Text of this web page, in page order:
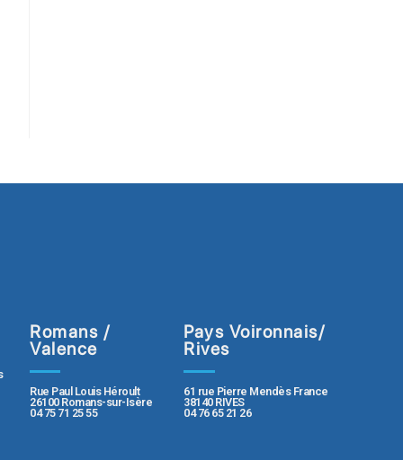
Romans /
Valence
Rue Paul Louis Héroult
26100 Romans-sur-Isère
04 75 71 25 55
Pays Voironnais/
Rives
61 rue Pierre Mendès France
38140 RIVES
04 76 65 21 26